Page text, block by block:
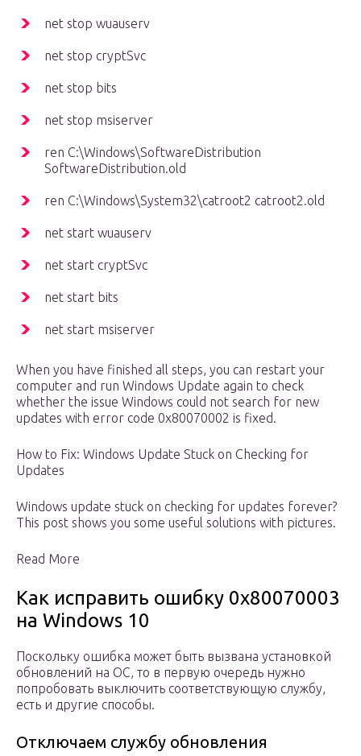
net stop wuauserv
net stop cryptSvc
net stop bits
net stop msiserver
ren C:\Windows\SoftwareDistribution
SoftwareDistribution.old
ren C:\Windows\System32\catroot2 catroot2.old
net start wuauserv
net start cryptSvc
net start bits
net start msiserver
When you have finished all steps, you can restart your
computer and run Windows Update again to check
whether the issue Windows could not search for new
updates with error code 0x80070002 is fixed.
How to Fix: Windows Update Stuck on Checking for
Updates
Windows update stuck on checking for updates forever?
This post shows you some useful solutions with pictures.
Read More
Как исправить ошибку 0x80070003
на Windows 10
Поскольку ошибка может быть вызвана установкой
обновлений на ОС, то в первую очередь нужно
попробовать выключить соответствующую службу,
есть и другие способы.
Отключаем службу обновления